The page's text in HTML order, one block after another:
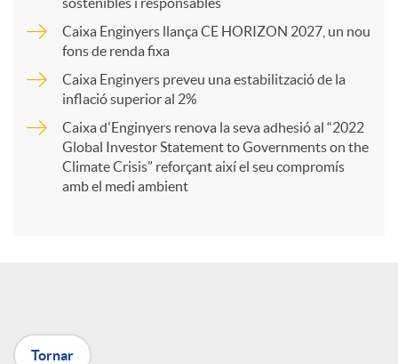
r
X
Caixa Enginyers llança CE HORIZON 2027, un nou
fons de renda fixa
Caixa Enginyers preveu una estabilització de la
inflació superior al 2%
Caixa d'Enginyers renova la seva adhesió al “2022
Global Investor Statement to Governments on the
Climate Crisis” reforçant així el seu compromís
amb el medi ambient
Tornar